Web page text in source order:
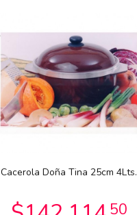
Cacerola Doña Tina 25cm 4Lts.
$13.99000
$62.947 83